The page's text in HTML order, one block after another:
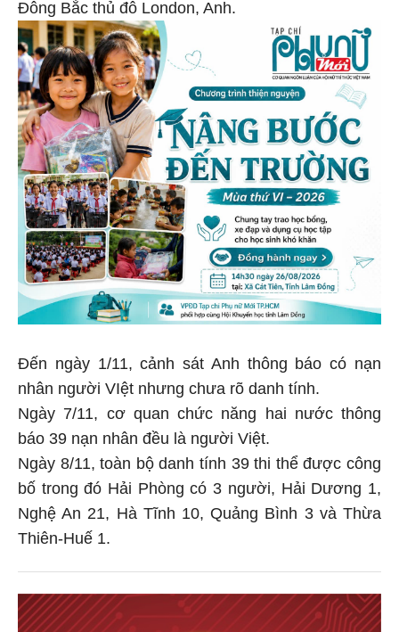
Đông Bắc thủ đô London, Anh.
Đến ngày 1/11, cảnh sát Anh thông báo có nạn
nhân người VIệt nhưng chưa rõ danh tính.
Ngày 7/11, cơ quan chức năng hai nước thông
báo 39 nạn nhân đều là người Việt.
Ngày 8/11, toàn bộ danh tính 39 thi thể được công
bố trong đó Hải Phòng có 3 người, Hải Dương 1,
Nghệ An 21, Hà Tĩnh 10, Quảng Bình 3 và Thừa
Thiên-Huế 1.